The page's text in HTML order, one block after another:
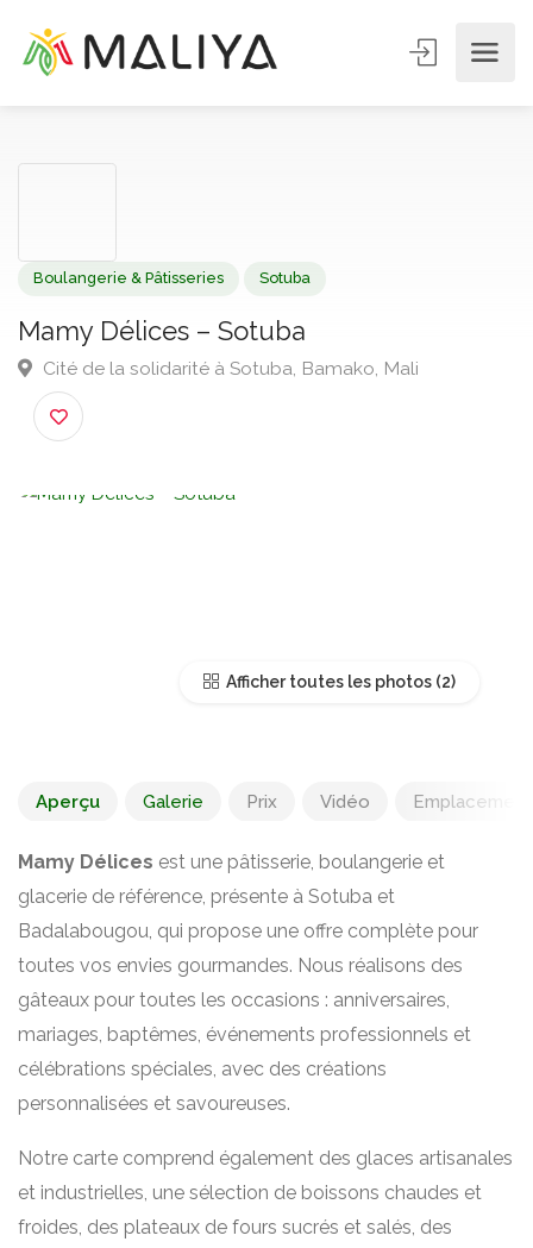
Mamy Délices – Sotuba
Cité de la solidarité à Sotuba, Bamako, Mali
Afficher toutes les photos
Aperçu Galerie Prix Vidéo Emplacement
Mamy Délices est une pâtisserie, boulangerie et
glacerie de référence, présente à Sotuba et
Badalabougou, qui propose une offre complète pour
toutes vos envies gourmandes. Nous réalisons des
gâteaux pour toutes les occasions : anniversaires,
mariages, baptêmes, événements professionnels et
célébrations spéciales, avec des créations
personnalisées et savoureuses.
Notre carte comprend également des glaces artisanales
et industrielles, une sélection de boissons chaudes et
froides, des plateaux de fours sucrés et salés, des